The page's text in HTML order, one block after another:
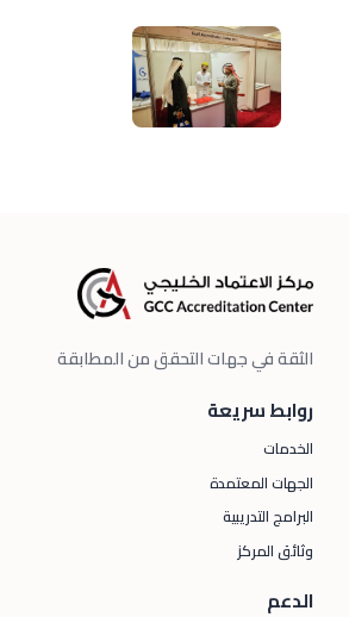
الثقة في جهات التحقق من المطابقة
روابط سريعة
الخدمات
الجهات المعتمدة
البرامج التدريبية
وثائق المركز
الدعم